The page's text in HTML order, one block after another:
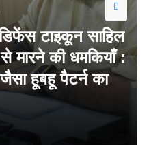
टाइकून साहिल
मारने की धमकियाँ :
हूबहू पैटर्न का